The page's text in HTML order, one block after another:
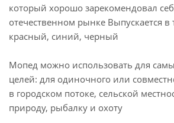
который хорошо зарекомендовал
отечественном рынке Выпускается в
красный, синий, черный
Мопед можно использовать для
целей: для одиночного или
в городском потоке, сельской
природу, рыбалку и охоту